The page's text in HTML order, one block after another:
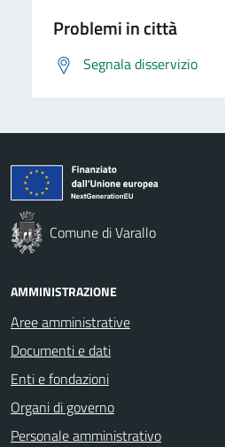
Problemi in città
Segnala disservizio
Comune di Varallo
AMMINISTRAZIONE
Aree amministrative
Documenti e dati
Enti e fondazioni
Organi di governo
Personale amministrativo